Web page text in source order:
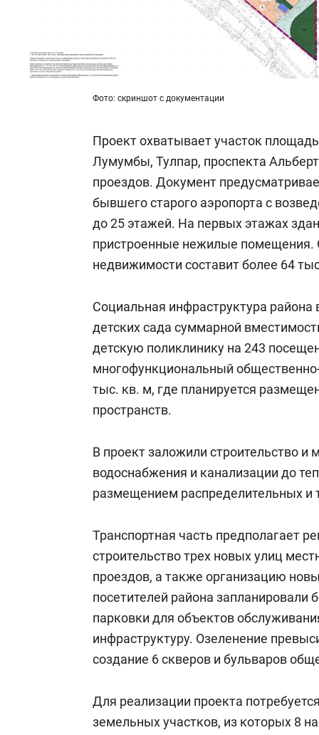
Фото: скриншот с документации
Проект охватывает участок
Лумумбы, Тулпар, проспекта
проездов. Документ
бывшего старого аэропорта с
до 25 этажей. На первых этажах
пристроенные нежилые
недвижимости составит более 64
Социальная инфраструктура
детских сада суммарной
детскую поликлинику на 243
многофункциональный
тыс. кв. м, где планируется
пространств.
В проект заложили строительство
водоснабжения и канализации до
размещением распределительных и
Транспортная часть предполагает
строительство трех новых улиц
проездов, а также организацию
посетителей района
парковки для объектов
инфраструктуру. Озеленение
создание 6 скверов и бульваров
Для реализации проекта
земельных участков, из которых 8